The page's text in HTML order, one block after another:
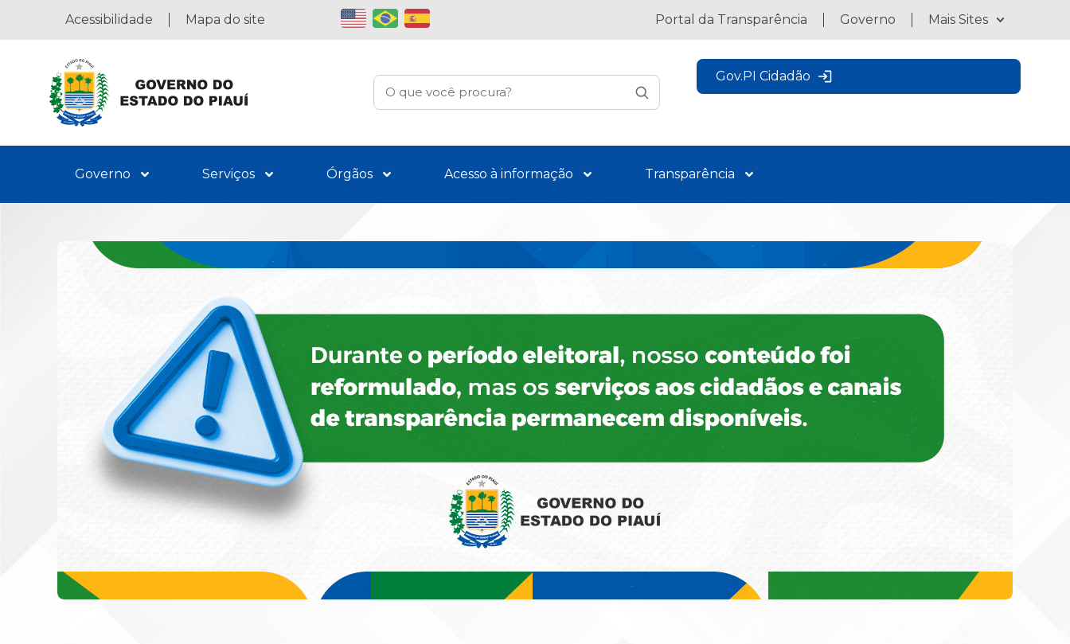
Acessibilidade Mapa do site Portal da Transparência Governo Mais Sites
Gov.PI Cidadão
Governo Serviços Órgãos Acesso à informação Transparência